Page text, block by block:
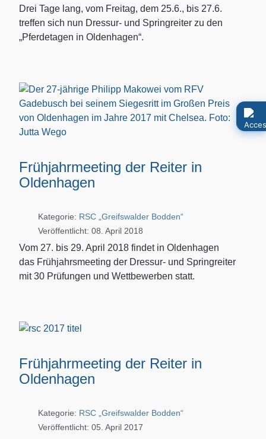
Drei Tage lang, vom Freitag, dem 25.6., bis 27.6.
treffen sich nun Dressur- und Springreiter zu den
„Pferdetagen in Oldenhagen“.
Frühjahrmeeting der Reiter in
Oldenhagen
Kategorie: RSC „Greifswalder Bodden“
Veröffentlicht: 08. April 2018
Vom 27. bis 29. April 2018 findet in Oldenhagen
das Frühjahrsmeeting der Dressur- und Springreiter
mit 30 Prüfungen und Wettbewerben statt.
Frühjahrmeeting der Reiter in
Oldenhagen
Kategorie: RSC „Greifswalder Bodden“
Veröffentlicht: 05. April 2017